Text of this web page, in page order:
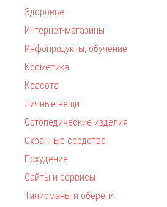
Здоровье
Интернет-магазины
Инфопродукты, обучение
Косметика
Красота
Личные вещи
Ортопедические изделия
Охранные средства
Похудение
Сайты и сервисы
Талисманы и обереги